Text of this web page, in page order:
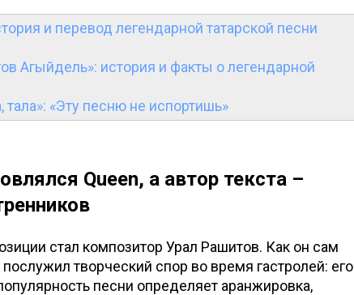
и перевод легендарной татарской песни
Агыйдель»: история и факты о легендарной
«Эту песню не испортишь»
Queen, а автор текста –
стал композитор Урал Рашитов. Как он сам
творческий спор во время гастролей: его
песни определяет аранжировка,